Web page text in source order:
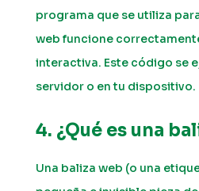
programa que se utiliza
web funcione
interactiva. Este código se
servidor o en tu dispositivo.
4. ¿Qué es una
Una baliza web (o una